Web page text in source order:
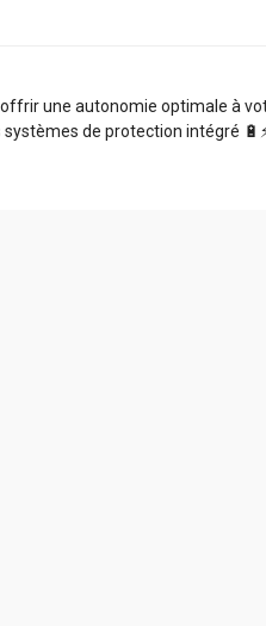
une autonomie optimale à
de protection intégré